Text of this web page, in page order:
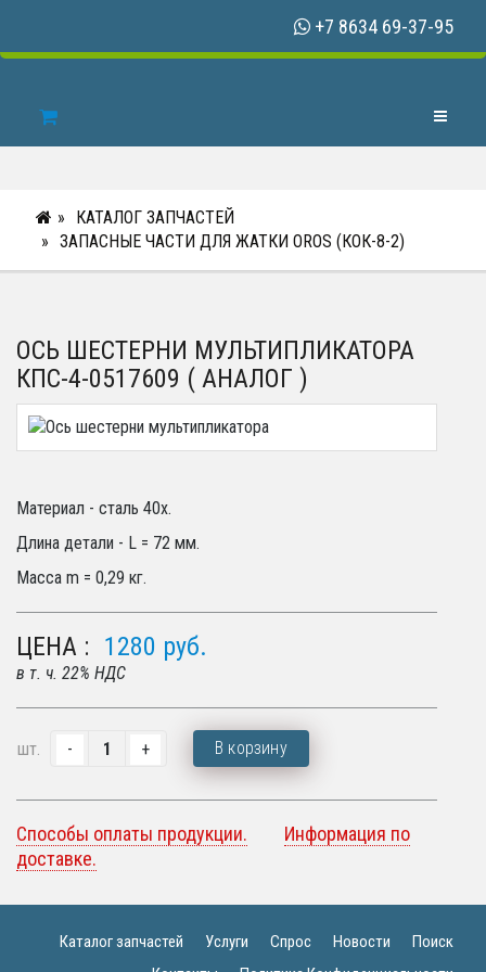
+7 8634 69-37-95
Toggle
КАТАЛОГ ЗАПЧАСТЕЙ
ЗАПАСНЫЕ ЧАСТИ ДЛЯ ЖАТКИ OROS (КОК-8-2)
ОСЬ ШЕСТЕРНИ МУЛЬТИПЛИКАТОРА
КПС-4-0517609 ( АНАЛОГ )
Материал - сталь 40х.
Длина детали - L = 72 мм.
Масса m = 0,29 кг.
ЦЕНА : 1280 руб.
в т. ч. 22% НДС
шт. В корзину
Способы оплаты продукции.
Информация по
доставке.
Каталог запчастей Услуги Спрос Новости
Поиск